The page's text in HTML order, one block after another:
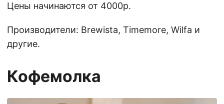
Цены начинаются от 4000р.
Производители: Brewista, Timemore, Wilfa и
другие.
Кофемолка